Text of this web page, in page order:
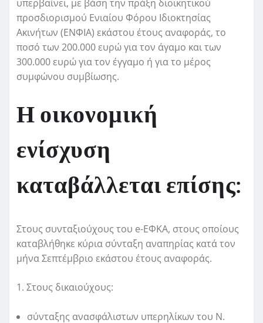
υπερβαίνει, με βάση την πράξη διοικητικού
προσδιορισμού Ενιαίου Φόρου Ιδιοκτησίας
Ακινήτων (ΕΝΦΙΑ) εκάστου έτους αναφοράς, το
ποσό των 200.000 ευρώ για τον άγαμο και των
300.000 ευρώ για τον έγγαμο ή για το μέρος
συμφώνου συμβίωσης.
Η οικονομική
ενίσχυση
καταβάλλεται επίσης:
Στους συνταξιούχους του e-ΕΦΚΑ, στους οποίους
καταβλήθηκε κύρια σύνταξη αναπηρίας κατά τον
μήνα Σεπτέμβριο εκάστου έτους αναφοράς.
1. Στους δικαιούχους:
σύνταξης ανασφάλιστων υπερηλίκων του Ν.